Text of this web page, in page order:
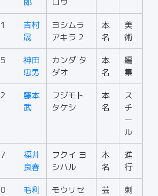
吉村
晟
ヨシムラ
アキラ 2
本
名
美
術
神田
忠男
カンダ タ
ダオ
本
名
編
集
藤本
武
フジモト
タケシ
本
名
ス
チ
ー
ル
福井
良春
フクイ ヨ
シハル
本
名
進
行
毛利
モウリセ
芸
刺